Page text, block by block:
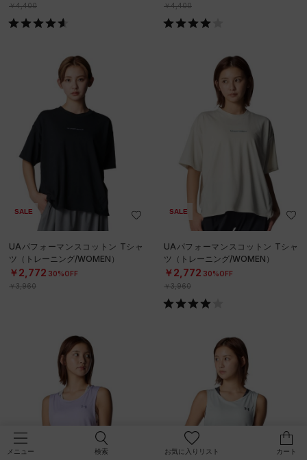
メニュー 検索 お気に入りリスト カート
￥4,400
￥4,400
SALE
UAパフォーマンスコットン Tシャ
ツ（トレーニング/WOMEN）
￥2,772 30%OFF
￥3,960
SALE
UAパフォーマンスコットン Tシャ
ツ（トレーニング/WOMEN）
￥2,772 30%OFF
￥3,960